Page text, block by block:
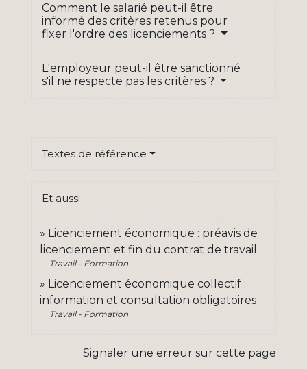
Comment le salarié peut-il être
informé des critères retenus pour
fixer l'ordre des licenciements ?
L'employeur peut-il être sanctionné
s'il ne respecte pas les critères ?
Textes de référence
Et aussi
Licenciement économique : préavis de
licenciement et fin du contrat de travail
Travail - Formation
Licenciement économique collectif :
information et consultation obligatoires
Travail - Formation
Signaler une erreur sur cette page